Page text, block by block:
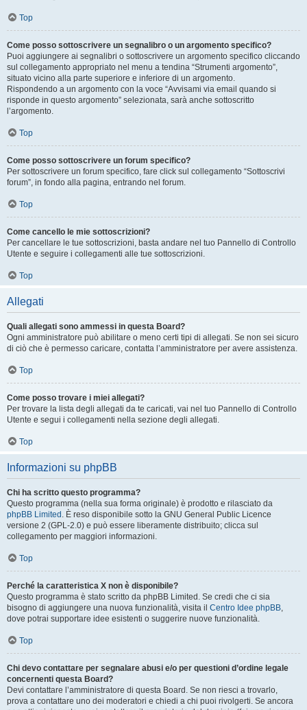
Top
Come posso sottoscrivere un segnalibro o un argomento specifico?
Puoi aggiungere ai segnalibri o sottoscrivere un argomento specifico cliccando
sul collegamento appropriato nel menu a tendina “Strumenti argomento”,
situato vicino alla parte superiore e inferiore di un argomento.
Rispondendo a un argomento con la voce “Avvisami via email quando si
risponde in questo argomento” selezionata, sarà anche sottoscritto
l’argomento.
Top
Come posso sottoscrivere un forum specifico?
Per sottoscrivere un forum specifico, fare click sul collegamento “Sottoscrivi
forum”, in fondo alla pagina, entrando nel forum.
Top
Come cancello le mie sottoscrizioni?
Per cancellare le tue sottoscrizioni, basta andare nel tuo Pannello di Controllo
Utente e seguire i collegamenti alle tue sottoscrizioni.
Top
Allegati
Quali allegati sono ammessi in questa Board?
Ogni amministratore può abilitare o meno certi tipi di allegati. Se non sei sicuro
di ciò che è permesso caricare, contatta l’amministratore per avere assistenza.
Top
Come posso trovare i miei allegati?
Per trovare la lista degli allegati da te caricati, vai nel tuo Pannello di Controllo
Utente e segui i collegamenti nella sezione degli allegati.
Top
Informazioni su phpBB
Chi ha scritto questo programma?
Questo programma (nella sua forma originale) è prodotto e rilasciato da
phpBB Limited . È reso disponibile sotto la GNU General Public Licence
versione 2 (GPL-2.0) e può essere liberamente distribuito; clicca sul
collegamento per maggiori informazioni.
Top
Perché la caratteristica X non è disponibile?
Questo programma è stato scritto da phpBB Limited. Se credi che ci sia
bisogno di aggiungere una nuova funzionalità, visita il Centro Idee phpBB,
dove potrai supportare idee esistenti o suggerire nuove funzionalità.
Top
Chi devo contattare per segnalare abusi e/o per questioni d’ordine legale
concernenti questa Board?
Devi contattare l’amministratore di questa Board. Se non riesci a trovarlo,
prova a contattare uno dei moderatori e chiedi a chi puoi rivolgerti. Se ancora